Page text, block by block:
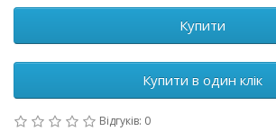
Купити
Купити в один клік
Відгуків: 0